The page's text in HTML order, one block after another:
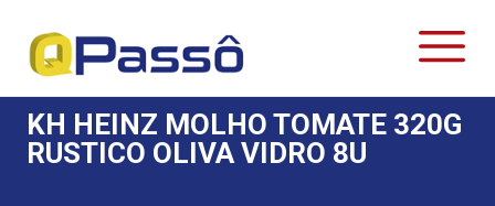
KH HEINZ MOLHO TOMATE 320G
RUSTICO OLIVA VIDRO 8U